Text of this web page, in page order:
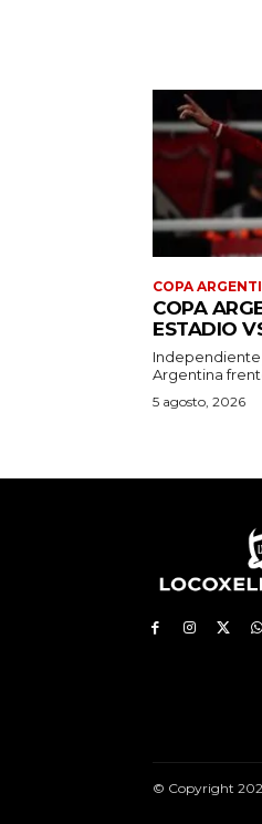
COPA
COPA
ESTADIO
Independiente
Argentina
5 agosto, 2026
© Copyright